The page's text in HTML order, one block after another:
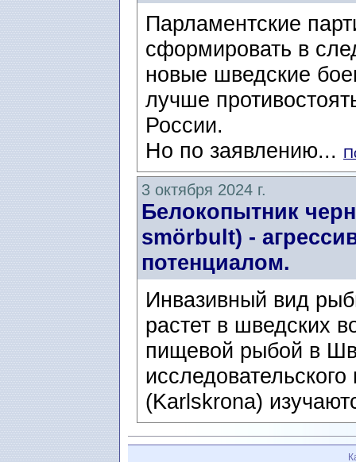
Парламентские
сформировать в
новые шведские
лучше
России.
Но по заявлению...
3 октября 2024 г.
Белокопытник
smörbult) -
потенциалом.
Инвазивный вид
растет в шведских
пищевой рыбой в
(Karlskrona)